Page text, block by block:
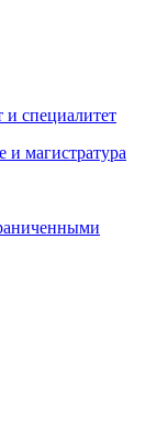
и специалитет
и магистратура